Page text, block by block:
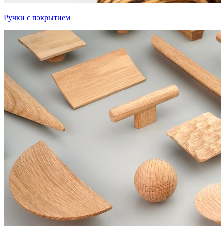
Ручки с покрытием